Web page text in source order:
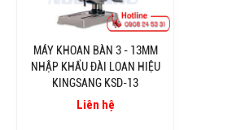
MÁY KHOAN BÀN 3 - 13MM
NHẬP KHẨU ĐÀI LOAN HIỆU
KINGSANG KSD-13
Liên hệ